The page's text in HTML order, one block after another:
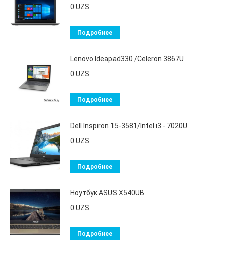
0 UZS
Подробнее
Lenovo Ideapad330 /Celeron 3867U
0 UZS
Подробнее
Dell Inspiron 15-3581/Intel i3 - 7020U
0 UZS
Подробнее
Ноутбук ASUS X540UB
0 UZS
Подробнее